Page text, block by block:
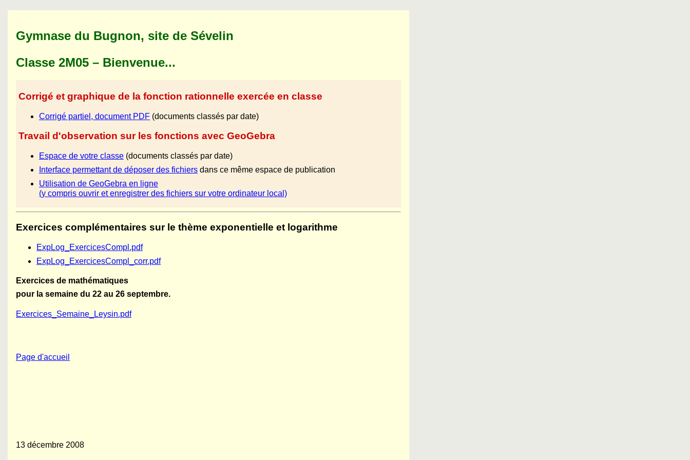
Gymnase du Bugnon, site de Sévelin
Classe 2M05 – Bienvenue...
Corrigé et graphique de la fonction rationnelle exercée en classe
Corrigé partiel, document PDF (documents classés par date)
Travail d'observation sur les fonctions avec GeoGebra
Espace de votre classe (documents classés par date)
Interface permettant de déposer des fichiers dans ce même espace de publication
Utilisation de GeoGebra en ligne
(y compris ouvrir et enregistrer des fichiers sur votre ordinateur local)
Exercices complémentaires sur le thème exponentielle et logarithme
ExpLog_ExercicesCompl.pdf
ExpLog_ExercicesCompl_corr.pdf
Exercices de mathématiques
pour la semaine du 22 au 26 septembre.
Exercices_Semaine_Leysin.pdf
Page d'accueil
13 décembre 2008